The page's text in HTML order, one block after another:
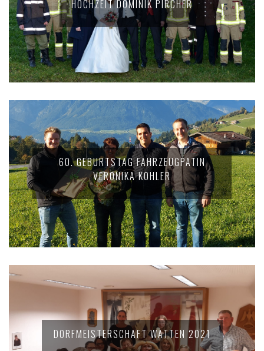
HOCHZEIT DOMINIK PIRCHER
60. GEBURTSTAG FAHRZEUGPATIN
VERONIKA KOHLER
DORFMEISTERSCHAFT WATTEN 2021